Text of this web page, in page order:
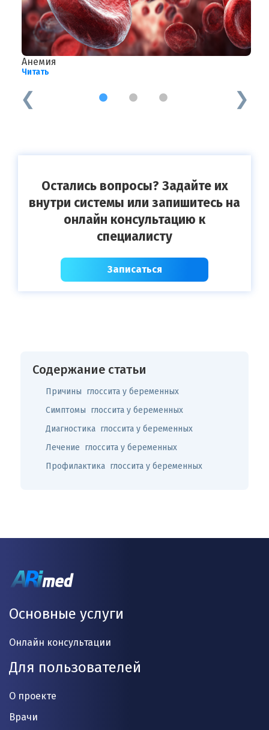
Анемия
Читать
1 2 3
Остались вопросы? Задайте их
внутри системы или запишитесь на
онлайн консультацию к
специалисту
Записаться
Содержание статьи
Причины глоссита у беременных
Симптомы глоссита у беременных
Диагностика глоссита у беременных
Лечение глоссита у беременных
Профилактика глоссита у беременных
Основные услуги
Онлайн консультации
Для пользователей
О проекте
Врачи